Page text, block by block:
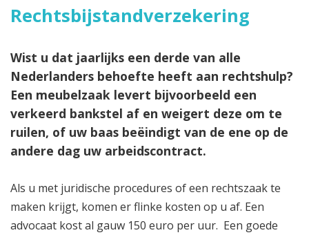
Rechtsbijstandverzekering
Wist u dat jaarlijks een derde van alle
Nederlanders behoefte heeft aan rechtshulp?
Een meubelzaak levert bijvoorbeeld een
verkeerd bankstel af en weigert deze om te
ruilen, of uw baas beëindigt van de ene op de
andere dag uw arbeidscontract.
Als u met juridische procedures of een rechtszaak te
maken krijgt, komen er flinke kosten op u af. Een
advocaat kost al gauw 150 euro per uur. Een goede